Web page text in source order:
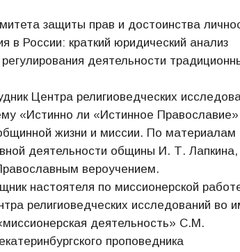
защиты прав и достоинства
России: краткий юридический анализ
деятельности
Центра религиоведческих
«Истинно ли «Истинное Православие»
жизни и миссии. По материалам
деятельности общины И. Т.
вероучением.
настоятеля по миссионерской
религиоведческих исследований во
деятельность» С.М.
проповедника